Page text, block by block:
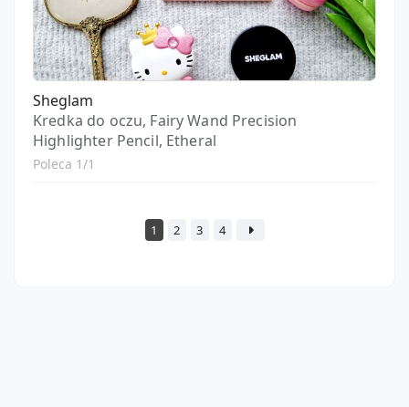
Sheglam
Kredka do oczu, Fairy Wand Precision
Highlighter Pencil, Etheral
Poleca 1/1
1 2 3 4